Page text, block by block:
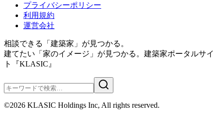
プライバシーポリシー
利用規約
運営会社
相談できる「建築家」が見つかる。
建てたい「家のイメージ」が見つかる。 建築家ポータルサイ
ト『KLASIC』
©2026 KLASIC Holdings Inc, All rights reserved.